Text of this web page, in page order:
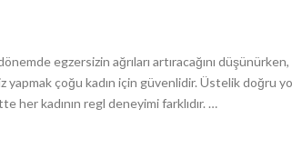
egzersizin ağrıları artıracağını
çoğu kadın için güvenlidir. Üstelik doğru
her kadının regl deneyimi farklıdır. …